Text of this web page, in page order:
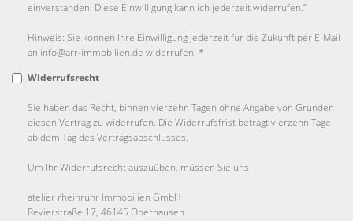
einverstanden. Diese Einwilligung kann ich jederzeit widerrufen.”
Hinweis: Sie können Ihre Einwilligung jederzeit für die Zukunft per E-Mail
an info@arr-immobilien.de widerrufen. *
Widerrufsrecht
Sie haben das Recht, binnen vierzehn Tagen ohne Angabe von Gründen
diesen Vertrag zu widerrufen. Die Widerrufsfrist beträgt vierzehn Tage
ab dem Tag des Vertragsabschlusses.
Um Ihr Widerrufsrecht auszuüben, müssen Sie uns
atelier rheinruhr Immobilien GmbH
Revierstraße 17, 46145 Oberhausen